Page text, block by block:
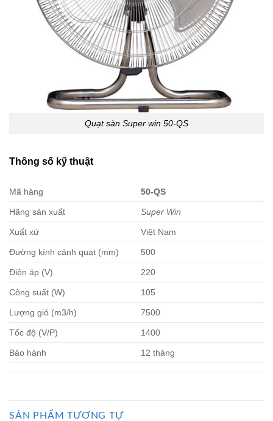
Quạt sàn Super win 50-QS
Thông số kỹ thuật
Mã hàng 50-QS
Hãng sản xuất Super Win
Xuất xứ Việt Nam
Đường kính cánh quạt (mm) 500
Điện áp (V) 220
Công suất (W) 105
Lượng gió (m3/h) 7500
Tốc độ (V/P) 1400
Bảo hành 12 tháng
SẢN PHẨM TƯƠNG TỰ